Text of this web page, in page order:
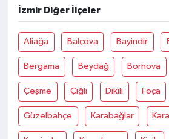
İzmir Diğer İlçeler
Aliağa Balçova Bayindir
Bergama Beydağ Bornova
Çeşme Çiğli Dikili Foça
Güzelbahçe Karabağlar